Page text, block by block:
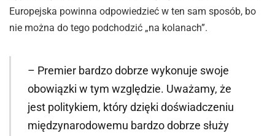
Europejska powinna odpowiedzieć w ten sam sposób, bo
nie można do tego podchodzić „na kolanach”.
– Premier bardzo dobrze wykonuje swoje
obowiązki w tym względzie. Uważamy, że
jest politykiem, który dzięki doświadczeniu
międzynarodowemu bardzo dobrze służy